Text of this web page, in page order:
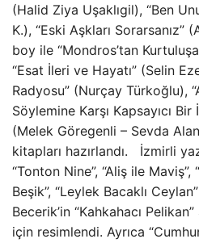
(Halid Ziya Uşaklıgil), “Ben
K.), “Eski Aşkları Sorarsanız”
boy ile “Mondros’tan
“Esat İleri ve Hayatı” (Selin
Radyosu” (Nurçay Türkoğlu),
Söylemine Karşı Kapsayıcı
(Melek Göregenli – Sevda
kitapları hazırlandı. İzmirli
“Tonton Nine”, “Aliş ile Maviş”,
Beşik”, “Leylek Bacaklı
Becerik’in “Kahkahacı
için resimlendi. Ayrıca